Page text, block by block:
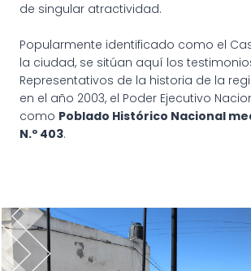
de singular atractividad.
Popularmente identificado como el
la ciudad, se sitúan aquí los
Representativos de la historia de la
en el año 2003, el Poder Ejecutivo
como Poblado Histórico Nacional
N.º 403.